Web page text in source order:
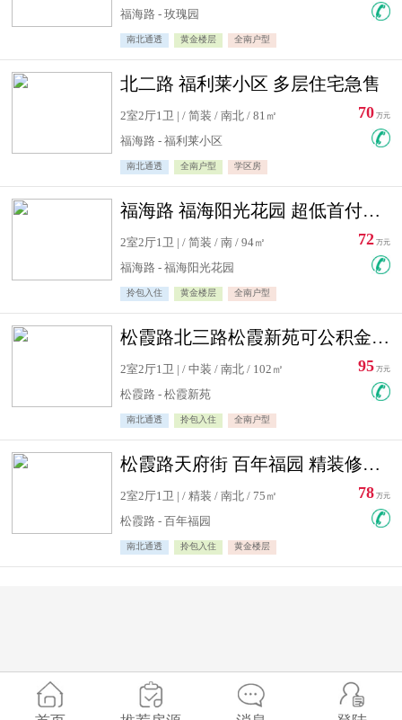
福海路 - 玫瑰园
南北通透 黄金楼层 全南户型
北二路 福利莱小区 多层住宅急售
2室2厅1卫 | / 简装 / 南北 / 81㎡
福海路 - 福利莱小区
南北通透 全南户型 学区房
70 万元
福海路 福海阳光花园 超低首付住宅急售
2室2厅1卫 | / 简装 / 南 / 94㎡
福海路 - 福海阳光花园
拎包入住 黄金楼层 全南户型
72 万元
松霞路北三路松霞新苑可公积金贷款北小区南北通透住宅急售
2室2厅1卫 | / 中装 / 南北 / 102㎡
松霞路 - 松霞新苑
南北通透 拎包入住 全南户型
95 万元
松霞路天府街 百年福园 精装修住宅急售
2室2厅1卫 | / 精装 / 南北 / 75㎡
松霞路 - 百年福园
南北通透 拎包入住 黄金楼层
78 万元